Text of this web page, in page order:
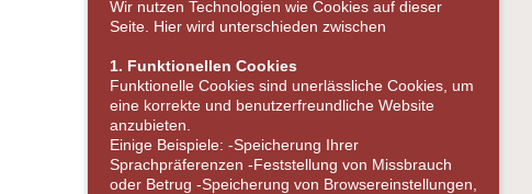
Wir nutzen Technologien wie Cookies auf dieser
Seite. Hier wird unterschieden zwischen
1. Funktionellen Cookies
Funktionelle Cookies sind unerlässliche Cookies, um
eine korrekte und benutzerfreundliche Website
anzubieten.
Einige Beispiele: -Speicherung Ihrer
Sprachpräferenzen -Feststellung von Missbrauch
oder Betrug -Speicherung von Browsereinstellungen,